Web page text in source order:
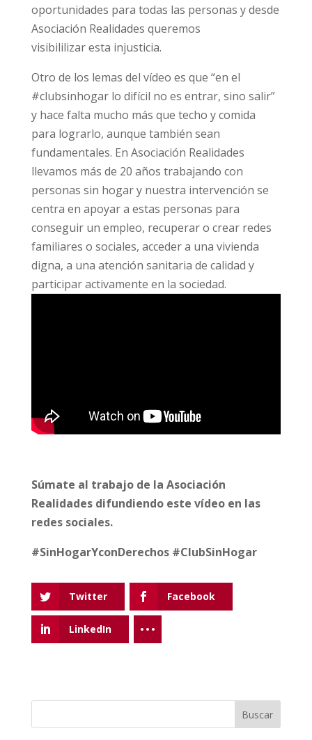
oportunidades para todas las personas y desde
Asociación Realidades queremos
visibililizar esta injusticia.
Otro de los lemas del vídeo es que “en el
#clubsinhogar lo difícil no es entrar, sino salir”
y hace falta mucho más que techo y comida
para lograrlo, aunque también sean
fundamentales. En Asociación Realidades
llevamos más de 20 años trabajando con
personas sin hogar y nuestra intervención se
centra en apoyar a estas personas para
conseguir un empleo, recuperar o crear redes
familiares o sociales, acceder a una vivienda
digna, a una atención sanitaria de calidad y
participar activamente en la sociedad.
Súmate al trabajo de la Asociación
Realidades difundiendo este vídeo en las
redes sociales.
#SinHogarYconDerechos #ClubSinHogar
Twitter Facebook
LinkedIn